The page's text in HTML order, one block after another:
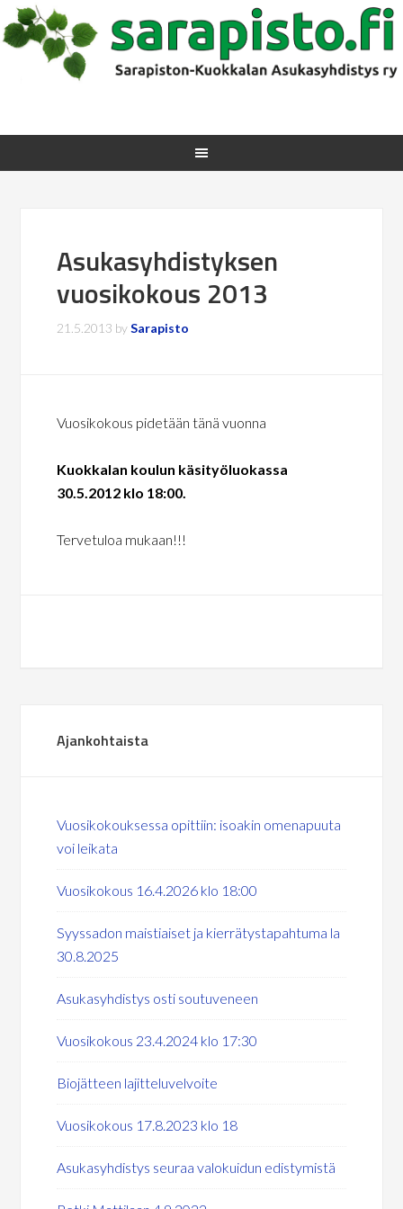
Asukasyhdistyksen
vuosikokous 2013
21.5.2013 bySarapisto
Vuosikokous pidetään tänä vuonna
Kuokkalan koulun käsityöluokassa
30.5.2012 klo 18:00.
Tervetuloa mukaan!!!
Ajankohtaista
Vuosikokouksessa opittiin: isoakin omenapuuta
voi leikata
Vuosikokous 16.4.2026 klo 18:00
Syyssadon maistiaiset ja kierrätystapahtuma la
30.8.2025
Asukasyhdistys osti soutuveneen
Vuosikokous 23.4.2024 klo 17:30
Biojätteen lajitteluvelvoite
Vuosikokous 17.8.2023 klo 18
Asukasyhdistys seuraa valokuidun edistymistä